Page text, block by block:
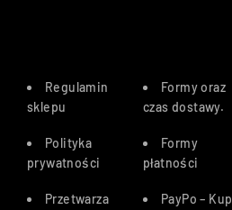
Regulamin
sklepu
Polityka
prywatności
Przetwarza
Formy oraz
czas dostawy.
Formy
płatności
PayPo – Kup